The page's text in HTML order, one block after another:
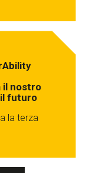
il nostro
futuro
la terza